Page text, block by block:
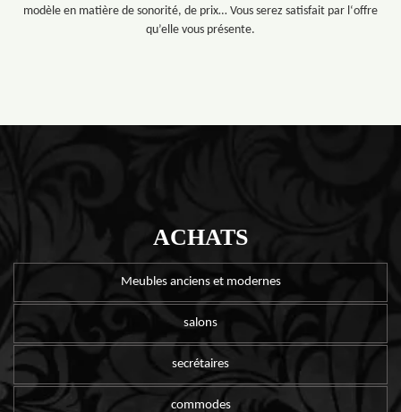
modèle en matière de sonorité, de prix… Vous serez satisfait par l‘offre
qu’elle vous présente.
ACHATS
Meubles anciens et modernes
salons
secrétaires
commodes